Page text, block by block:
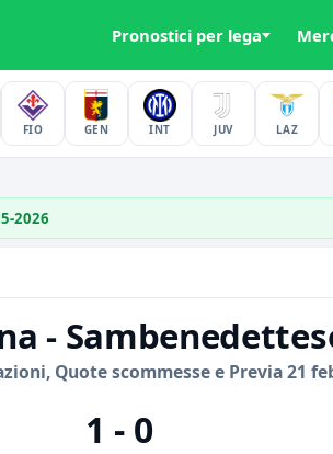
Pronostici per lega
FIO GEN INT JUV LAZ
2026
-
Quote scommesse e Previa 21
1 - 0